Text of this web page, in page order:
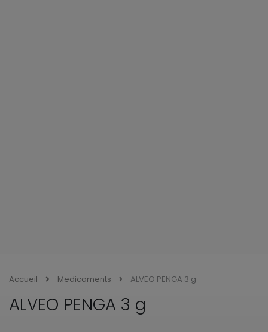
Accueil Medicaments ALVEO PENGA 3 g
ALVEO PENGA 3 g